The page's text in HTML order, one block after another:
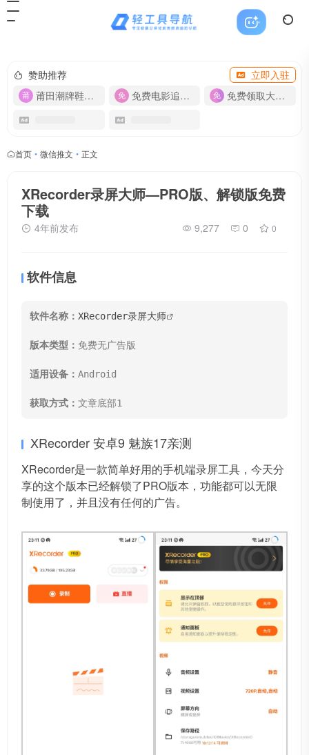
赞助推荐
立即入驻
莆田潮牌鞋服-货源
免费电影追剧APP 免费领取大流量卡【500G】
首页 • 微信推文 • 正文
XRecorder录屏大师—PRO版、解锁版免费
下载
4年前发布 9,277 0 0
软件信息
软件名称： XRecorder录屏大师
版本类型： 免费无广告版
适用设备： Android
获取方式： 文章底部1
XRecorder 安卓9 魅族17亲测
XRecorder是一款简单好用的手机端录屏工具，今天分
享的这个版本已经解锁了PRO版本，功能都可以无限
制使用了，并且没有任何的广告。